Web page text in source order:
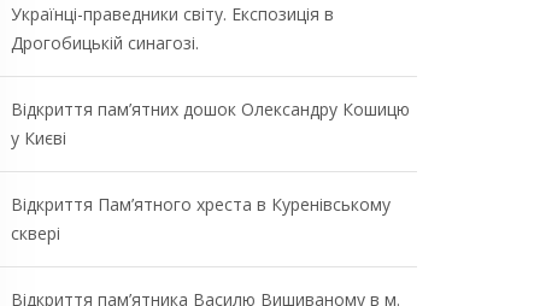
Українці-праведники світу. Експозиція в
Дрогобицькій синагозі.
Відкриття пам’ятних дошок Олександру Кошицю
у Києві
Відкриття Пам’ятного хреста в Куренівському
сквері
Відкриття пам’ятника Василю Вишиваному в м.